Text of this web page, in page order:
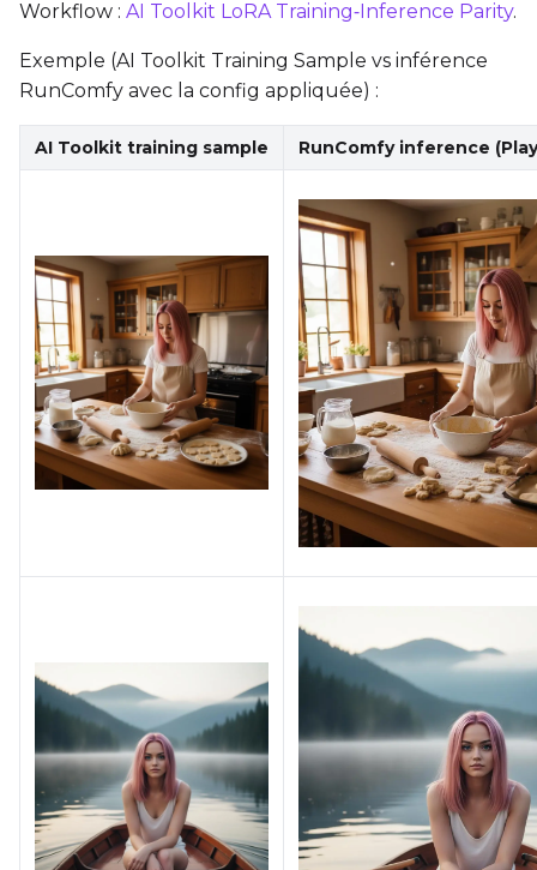
Workflow : AI Toolkit LoRA Training‑Inference Parity.
Exemple (AI Toolkit Training Sample vs inférence
RunComfy avec la config appliquée) :
AI Toolkit training sample RunComfy inference